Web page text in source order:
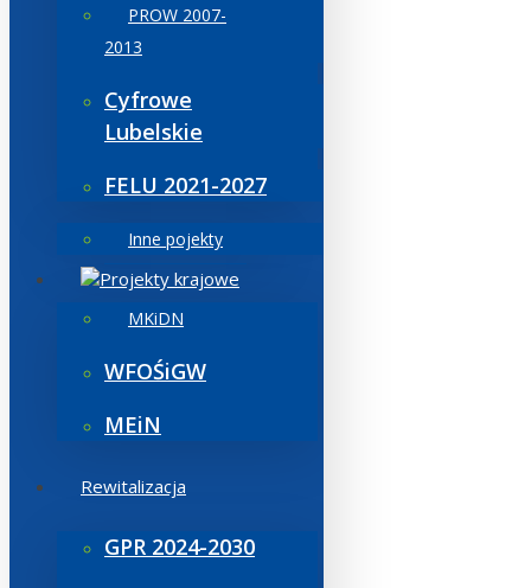
PROW 2007-
2013
Cyfrowe
Lubelskie
FELU 2021-2027
Inne pojekty
Projekty krajowe
MKiDN
WFOŚiGW
MEiN
Rewitalizacja
GPR 2024-2030